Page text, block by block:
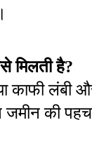
मिलती है?
काफी
की